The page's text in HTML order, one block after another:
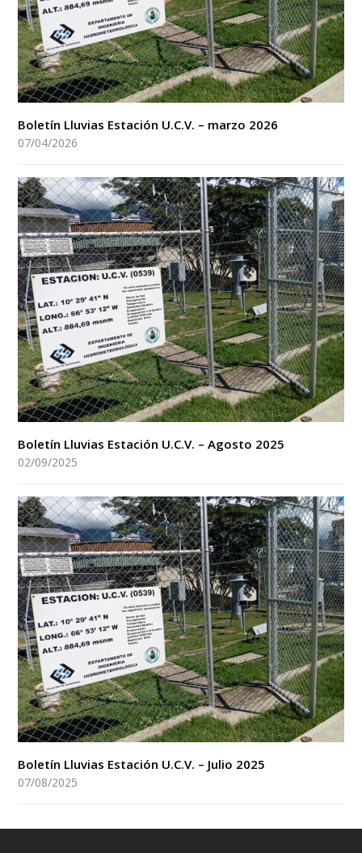
Boletín Lluvias Estación U.C.V. – marzo 2026
07/04/2026
Boletín Lluvias Estación U.C.V. – Agosto 2025
02/09/2025
Boletín Lluvias Estación U.C.V. – Julio 2025
07/08/2025